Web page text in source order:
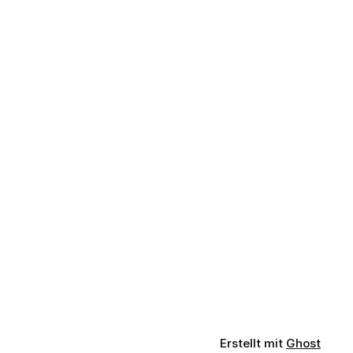
Erstellt mit Ghost